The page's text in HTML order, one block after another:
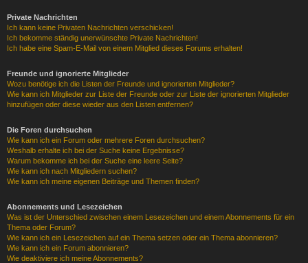
Private Nachrichten
Ich kann keine Privaten Nachrichten verschicken!
Ich bekomme ständig unerwünschte Private Nachrichten!
Ich habe eine Spam-E-Mail von einem Mitglied dieses Forums erhalten!
Freunde und ignorierte Mitglieder
Wozu benötige ich die Listen der Freunde und ignorierten Mitglieder?
Wie kann ich Mitglieder zur Liste der Freunde oder zur Liste der ignorierten Mitglieder
hinzufügen oder diese wieder aus den Listen entfernen?
Die Foren durchsuchen
Wie kann ich ein Forum oder mehrere Foren durchsuchen?
Weshalb erhalte ich bei der Suche keine Ergebnisse?
Warum bekomme ich bei der Suche eine leere Seite?
Wie kann ich nach Mitgliedern suchen?
Wie kann ich meine eigenen Beiträge und Themen finden?
Abonnements und Lesezeichen
Was ist der Unterschied zwischen einem Lesezeichen und einem Abonnements für ein
Thema oder Forum?
Wie kann ich ein Lesezeichen auf ein Thema setzen oder ein Thema abonnieren?
Wie kann ich ein Forum abonnieren?
Wie deaktiviere ich meine Abonnements?